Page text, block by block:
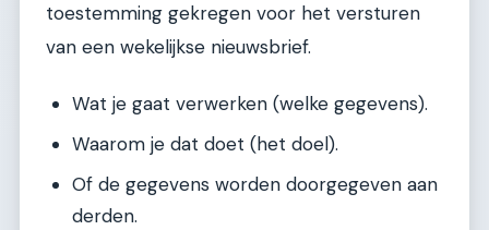
toestemming gekregen voor het versturen
van een wekelijkse nieuwsbrief.
Wat je gaat verwerken (welke gegevens).
Waarom je dat doet (het doel).
Of de gegevens worden doorgegeven aan
derden.